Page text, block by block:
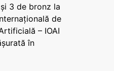
3 de bronz la
de
– IOAI
în